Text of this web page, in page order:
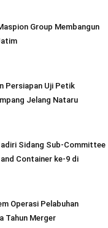
Group Membangun
Persiapan Uji Petik
Jelang Nataru
Sidang Sub-Committee
Container ke-9 di
Operasi Pelabuhan
Tahun Merger